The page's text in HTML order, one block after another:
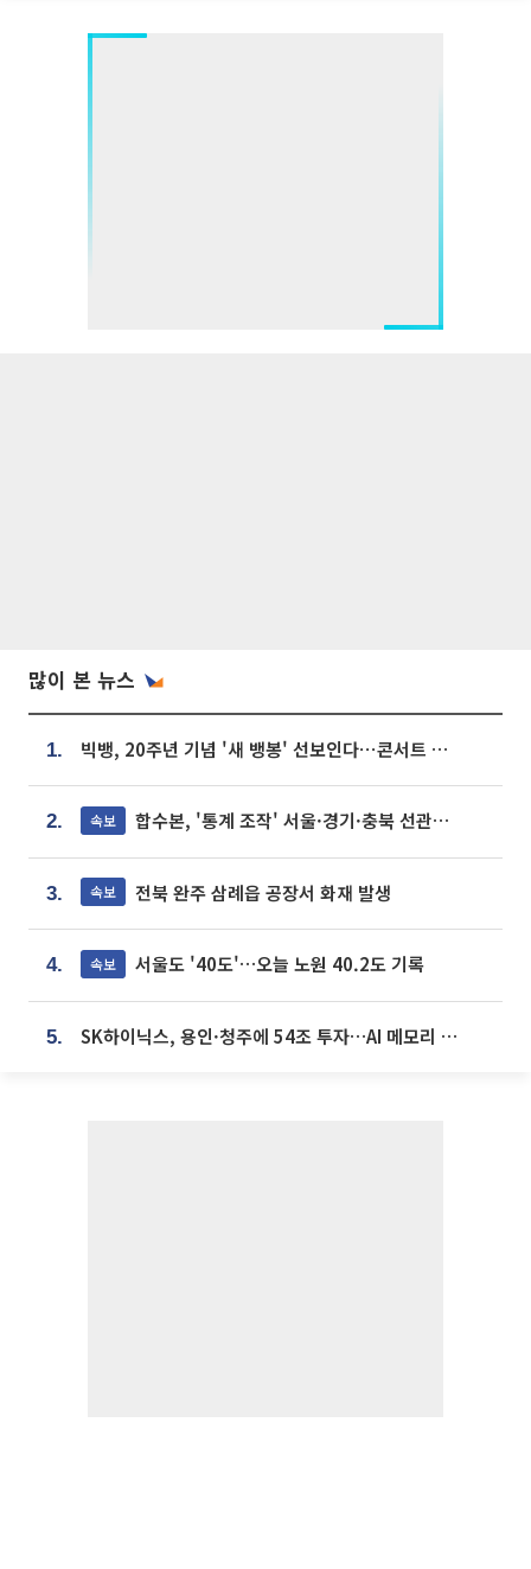
많이 본 뉴스
1. 빅뱅, 20주년 기념 '새 뱅봉' 선보인다⋯콘서트 앞두고 팝업 개최
2. 속보 합수본, '통계 조작' 서울·경기·충북 선관위 등 추가 압수수색
3. 속보 전북 완주 삼례읍 공장서 화재 발생
4. 속보 서울도 '40도'…오늘 노원 40.2도 기록
5. SK하이닉스, 용인·청주에 54조 투자…AI 메모리 생산기지 키운다